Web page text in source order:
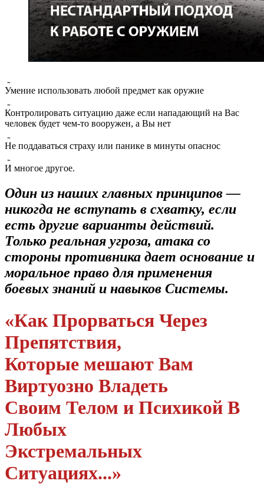
Умение использовать любой предмет как оружие
Контролировать ситуацию даже если нападающий на Вас
человек будет чем-то вооружен, а Вы нет
Не поддаваться страху или панике в минуты опаснос
И многое другое.
Один из наших главных принципов —
никогда не вступать в схватку, если
есть другие варианты действий.
Только реальная угроза, атака со
стороны противника дает основание и
моральное право для применения
боевых знаний и навыков Системы.
«Как Прорваться Через
Препятствия,
Которые мешают Вам
Виртуозно Владеть
Cвоим Телом и Психикой В
Любых
Экстремальных
Ситуациях...»